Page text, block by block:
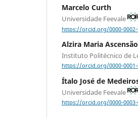
Marcelo Curth
Universidade Feevale
https://orcid.org/0000-0002-
Alzira Maria
Instituto Politécnico de
https://orcid.org/0000-0001-
Ítalo José de
Universidade Feevale
https://orcid.org/0000-0003-